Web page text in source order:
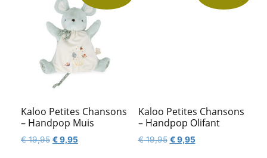
Kaloo Petites Chansons
– Handpop Muis
€19,95 Oorspronkelijke
€9,95Huidige
Kaloo Petites Chansons
– Handpop Olifant
€19,95 Oorspronkelijke
€9,95Huidige